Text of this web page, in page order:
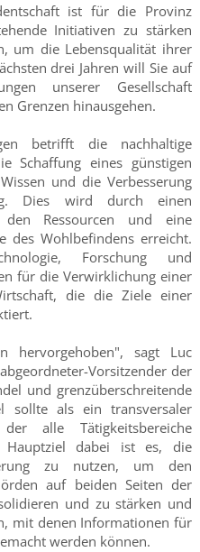
ist für die Provinz
Initiativen zu stärken
um die Lebensqualität ihrer
drei Jahren will Sie auf
unserer Gesellschaft
Grenzen hinausgehen.
betrifft die nachhaltige
Schaffung eines günstigen
und die Verbesserung
Dies wird durch einen
Ressourcen und eine
des Wohlbefindens erreicht.
Forschung und
für die Verwirklichung einer
die die Ziele einer
hervorgehoben", sagt Luc
Vorsitzender der
und grenzüberschreitende
sollte als ein transversaler
alle Tätigkeitsbereiche
Hauptziel dabei ist es, die
zu nutzen, um den
auf beiden Seiten der
und zu stärken und
mit denen Informationen für
werden können.